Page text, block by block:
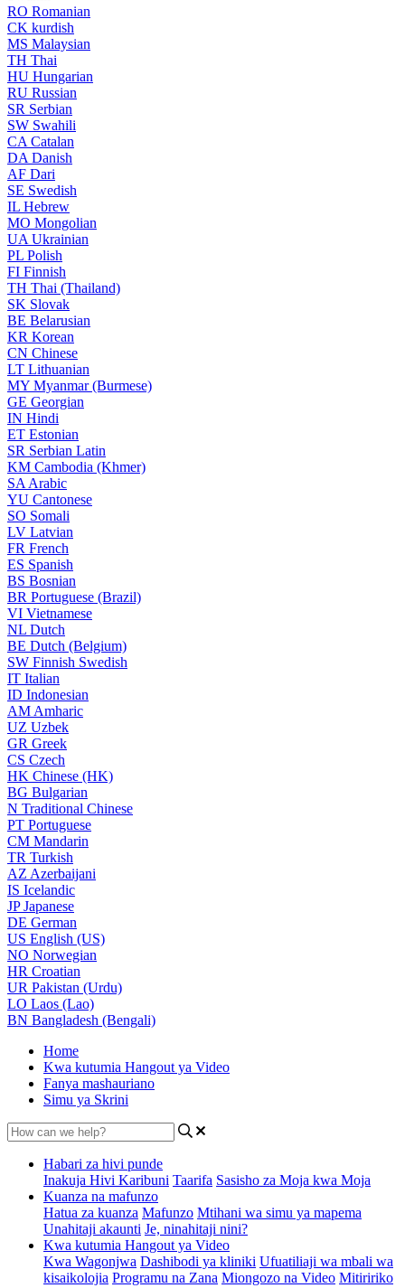
RO Romanian
CK kurdish
MS Malaysian
TH Thai
HU Hungarian
RU Russian
SR Serbian
SW Swahili
CA Catalan
DA Danish
AF Dari
SE Swedish
IL Hebrew
MO Mongolian
UA Ukrainian
PL Polish
FI Finnish
TH Thai (Thailand)
SK Slovak
BE Belarusian
KR Korean
CN Chinese
LT Lithuanian
MY Myanmar (Burmese)
GE Georgian
IN Hindi
ET Estonian
SR Serbian Latin
KM Cambodia (Khmer)
SA Arabic
YU Cantonese
SO Somali
LV Latvian
FR French
ES Spanish
BS Bosnian
BR Portuguese (Brazil)
VI Vietnamese
NL Dutch
BE Dutch (Belgium)
SW Finnish Swedish
IT Italian
ID Indonesian
AM Amharic
UZ Uzbek
GR Greek
CS Czech
HK Chinese (HK)
BG Bulgarian
N Traditional Chinese
PT Portuguese
CM Mandarin
TR Turkish
AZ Azerbaijani
IS Icelandic
JPJapanese
DE German
US English (US)
NO Norwegian
HR Croatian
UR Pakistan (Urdu)
LO Laos (Lao)
BN Bangladesh (Bengali)
Home
Kwa kutumia Hangout ya Video
Fanya mashauriano
Simu ya Skrini
Habari za hivi punde
Inakuja Hivi Karibuni Taarifa Sasisho za Moja kwa Moja
Kuanza na mafunzo
Hatua za kuanza Mafunzo Mtihani wa simu ya mapema
Unahitaji akaunti Je, ninahitaji nini?
Kwa kutumia Hangout ya Video
Kwa Wagonjwa Dashibodi ya kliniki Ufuatiliaji wa mbali wa
kisaikolojia Programu na Zana Miongozo na Video Mitiririko